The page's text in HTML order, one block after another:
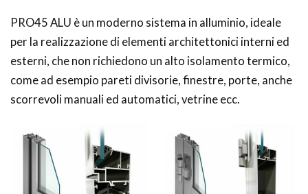
PRO45 ALU è un moderno sistema in alluminio, ideale
per la realizzazione di elementi architettonici interni ed
esterni, che non richiedono un alto isolamento termico,
come ad esempio pareti divisorie, finestre, porte, anche
scorrevoli manuali ed automatici, vetrine ecc.